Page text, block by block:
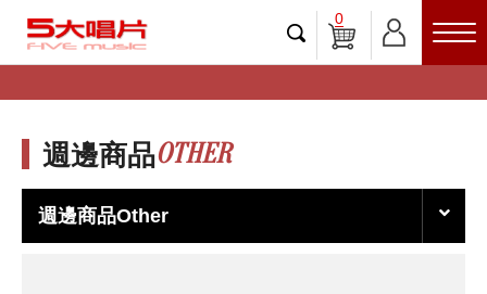
0
週邊商品OTHER
週邊商品Other